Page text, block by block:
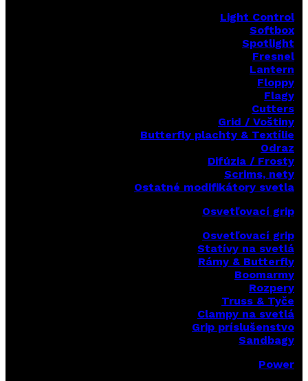
Light Control
Softbox
Spotlight
Fresnel
Lantern
Floppy
Flagy
Cutters
Grid / Voštiny
Butterfly plachty & Textílie
Odraz
Difúzia / Frosty
Scrims, nety
Ostatné modifikátory svetla
Osvetľovací grip
Osvetľovací grip
Statívy na svetlá
Rámy & Butterfly
Boomarmy
Rozpery
Truss & Tyče
Clampy na svetlá
Grip príslušenstvo
Sandbagy
Power